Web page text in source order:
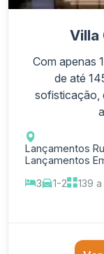
Villa
Com apenas
de até
sofisticação,
Lançamentos
Lançamentos
3
1-2 139